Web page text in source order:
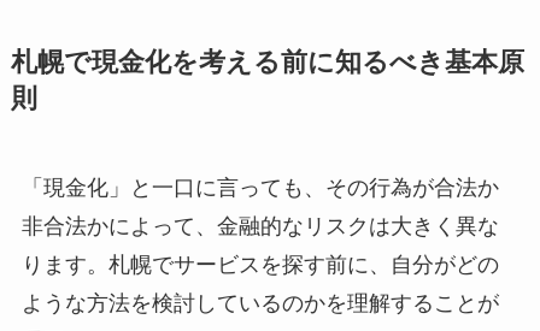
札幌で現金化を考える前に知るべき基本原
則
「現金化」と一口に言っても、その行為が合法か
非合法かによって、金融的なリスクは大きく異な
ります。札幌でサービスを探す前に、自分がどの
ような方法を検討しているのかを理解することが